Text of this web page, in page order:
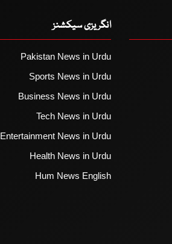
انگریزی سیکشنز
Pakistan News in Urdu
Sports News in Urdu
Business News in Urdu
Tech News in Urdu
Entertainment News in Urdu
Health News in Urdu
Hum News English